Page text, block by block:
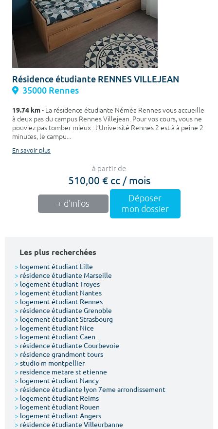
Résidence étudiante RENNES VILLEJEAN
35000 Rennes
19.74 km- La résidence étudiante Néméa Rennes vous accueille
à deux pas du campus Rennes Villejean. Pour vos cours, vous ne
pouviez pas tomber mieux : l’Université Rennes 2 est à à peine 2
minutes, le campu...
En savoir plus
à partir de
510,00 € cc / mois
+ d'infos
Déposer
mon dossier
Les plus recherchées
> logement étudiant Lille
> résidence étudiante Marseille
> logement étudiant Troyes
> logement étudiant Nantes
> logement étudiant Rennes
> résidence étudiante Grenoble
> logement étudiant Strasbourg
> logement étudiant Nice
> logement étudiant Caen
> résidence étudiante Courbevoie
> résidence grandmont tours
> studio m montpellier
> residence metare st etienne
> logement étudiant Nancy
> résidence étudiante lyon 7eme arrondissement
> logement étudiant Reims
> logement étudiant Rouen
> logement étudiant Angers
> résidence étudiante Villeurbanne